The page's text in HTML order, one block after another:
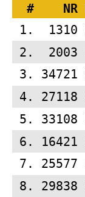
  #    NR
1.  1310
2.  2003
3. 34721
4. 27118
5. 33108
6. 16421
7. 25577
8. 29838